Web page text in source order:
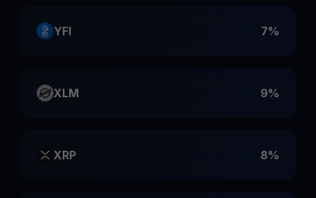
YFI 7%
XLM 9%
XRP 8%